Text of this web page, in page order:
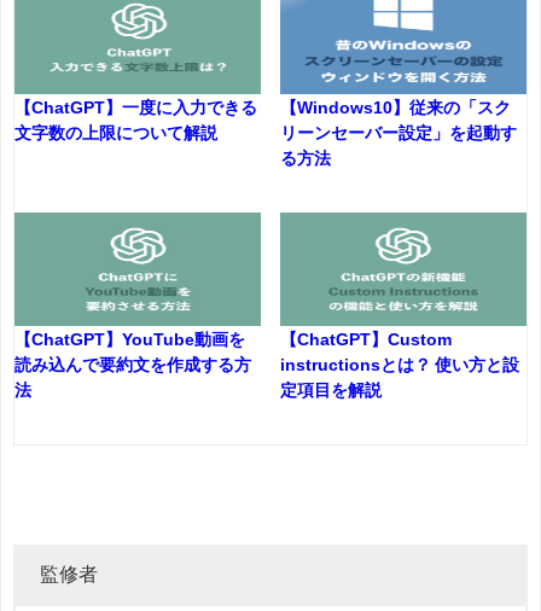
【ChatGPT】一度に入力できる
文字数の上限について解説
【Windows10】従来の「スク
リーンセーバー設定」を起動す
る方法
【ChatGPT】YouTube動画を
読み込んで要約文を作成する方
法
【ChatGPT】Custom
instructionsとは？ 使い方と設
定項目を解説
監修者